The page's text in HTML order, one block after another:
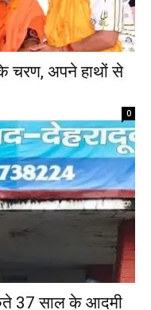
के चरण, अपने हाथों से
0
37 साल के आदमी